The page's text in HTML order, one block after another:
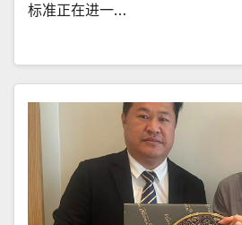
标准正在进一…